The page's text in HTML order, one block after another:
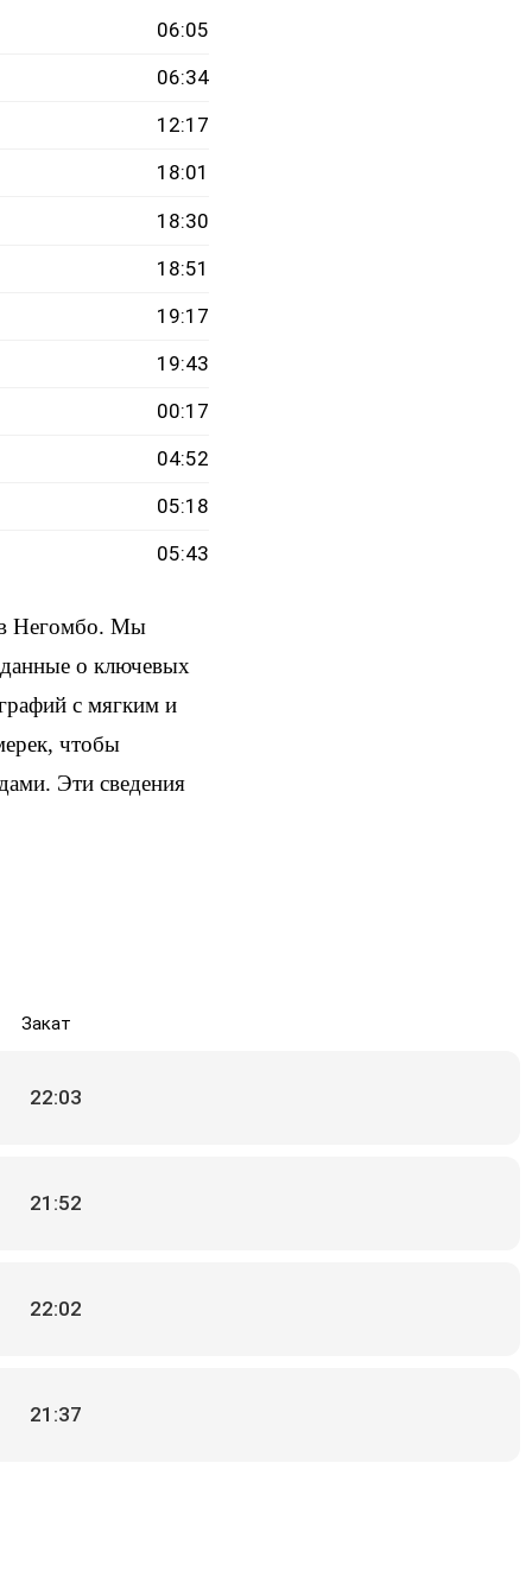
06:05
06:34
12:17
18:01
18:30
18:51
19:17
19:43
00:17
04:52
05:18
05:43
в Негомбо. Мы
данные о ключевых
с мягким и
чтобы
Эти сведения
Закат
22:03
21:52
22:02
21:37